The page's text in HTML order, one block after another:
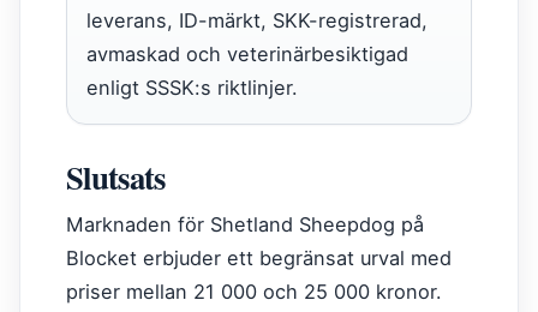
leverans, ID-märkt, SKK-registrerad,
avmaskad och veterinärbesiktigad
enligt SSSK:s riktlinjer.
Slutsats
Marknaden för Shetland Sheepdog på
Blocket erbjuder ett begränsat urval med
priser mellan 21 000 och 25 000 kronor.